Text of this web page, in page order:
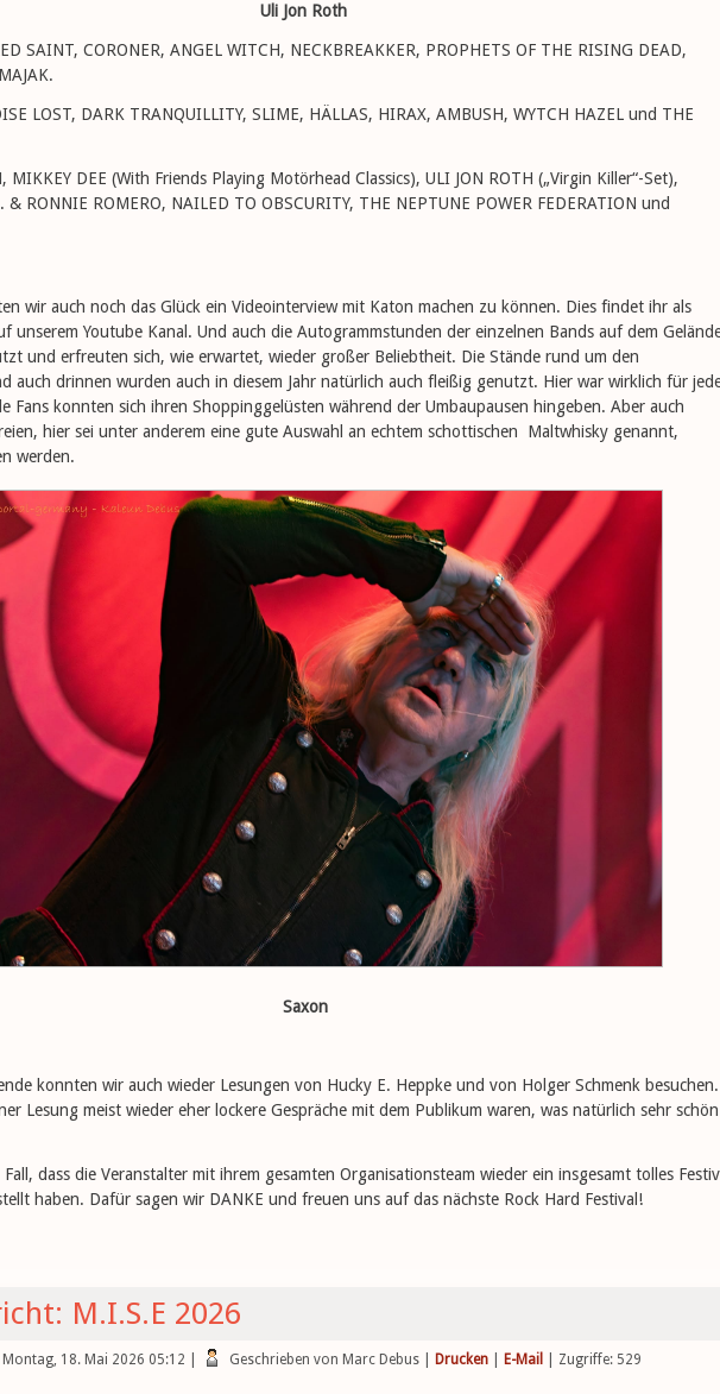
Uli Jon Roth
SAINT, CORONER, ANGEL WITCH, NECKBREAKKER, PROPHETS OF THE RISING DEAD,
LOST, DARK TRANQUILLITY, SLIME, HÄLLAS, HIRAX, AMBUSH, WYTCH HAZEL und THE
MIKKEY DEE (With Friends Playing Motörhead Classics), ULI JON ROTH („Virgin Killer“-Set),
& RONNIE ROMERO, NAILED TO OBSCURITY, THE NEPTUNE POWER FEDERATION und
wir auch noch das Glück ein Videointerview mit Katon machen zu können. Dies findet ihr als
unserem Youtube Kanal. Und auch die Autogrammstunden der einzelnen Bands auf dem
und erfreuten sich, wie erwartet, wieder großer Beliebtheit. Die Stände rund um den
auch drinnen wurden auch in diesem Jahr natürlich auch fleißig genutzt. Hier war wirklich für
Fans konnten sich ihren Shoppinggelüsten während der Umbaupausen hingeben. Aber auch
hier sei unter anderem eine gute Auswahl an echtem schottischen Maltwhisky genannt,
werden.
Saxon
konnten wir auch wieder Lesungen von Hucky E. Heppke und von Holger Schmenk besuchen.
Lesung meist wieder eher lockere Gespräche mit dem Publikum waren, was natürlich sehr schön
dass die Veranstalter mit ihrem gesamten Organisationsteam wieder ein insgesamt tolles
haben. Dafür sagen wir DANKE und freuen uns auf das nächste Rock Hard Festival!
M.I.S.E 2026
18. Mai 2026 05:12 Geschrieben von Marc Debus Drucken E-Mail | Zugriffe: 529